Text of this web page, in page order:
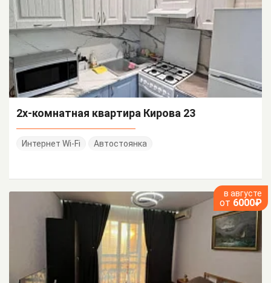
2х-комнатная квартира Кирова 23
Интернет Wi-Fi Автостоянка
в августе
от 6000₽